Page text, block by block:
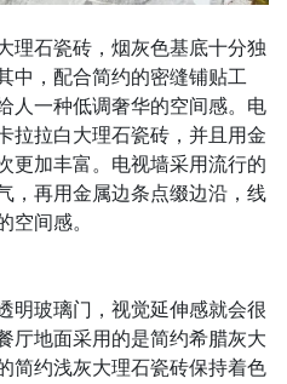
理石瓷砖，烟灰色基底十分独
中，配合简约的密缝铺贴工
人一种低调奢华的空间感。电
拉拉白大理石瓷砖，并且用金
更加丰富。电视墙采用流行的
，再用金属边条点缀边沿，线
空间感。
明玻璃门，视觉延伸感就会很
厅地面采用的是简约希腊灰大
简约浅灰大理石瓷砖保持着色